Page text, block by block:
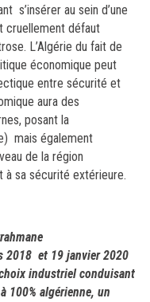
s’insérer au sein d’une
cruellement défaut
L’Algérie du fait de
économique peut
entre sécurité et
aura des
posant la
mais également
de la région
à sa sécurité extérieure.
2018 et 19 janvier 2020
industriel conduisant
100% algérienne, un